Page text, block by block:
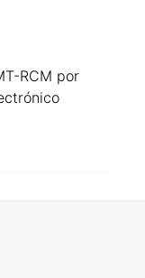
RCM por